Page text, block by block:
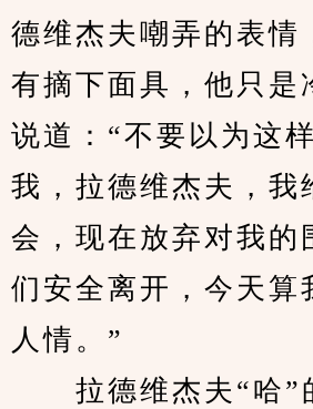
德维杰夫嘲弄的表情
有摘下面具，他只是
说道：“不要以为这
我，拉德维杰夫，我
会，现在放弃对我的
们安全离开，今天算
人情。”
拉德维杰夫“哈”